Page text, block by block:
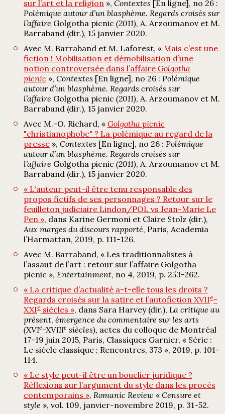
sur l’art et la religion », Contextes [En ligne], no 26 :
Polémique autour d’un blasphème. Regards croisés sur
l’affaire Golgotha picnic (2011), A. Arzoumanov et M.
Barraband (dir.), 15 janvier 2020.
Avec M. Barraband et M. Laforest, « Mais c’est une
fiction ! Mobilisation et démobilisation d’une
notion controversée dans l’affaire Golgotha
picnic », Contextes [En ligne], no 26 : Polémique
autour d’un blasphème. Regards croisés sur
l’affaire Golgotha picnic (2011), A. Arzoumanov et M.
Barraband (dir.), 15 janvier 2020.
Avec M.-O. Richard, « Golgotha picnic
"christianophobe" ? La polémique au regard de la
presse», Contextes [En ligne], no 26 : Polémique
autour d’un blasphème. Regards croisés sur
l’affaire Golgotha picnic (2011), A. Arzoumanov et M.
Barraband (dir.), 15 janvier 2020.
« L'auteur peut-il être tenu responsable des
propos fictifs de ses personnages ? Retour sur le
feuilleton judiciaire Lindon/POL vs Jean-Marie Le
Pen », dans Karine Germoni et Claire Stolz (dir.),
Aux marges du discours rapporté, Paris, Academia
l’Harmattan, 2019, p. 111-126.
Avec M. Barraband, « Les traditionnalistes à
l’assaut de l’art : retour sur l’affaire Golgotha
picnic », Entertainment, no 4, 2019, p. 253-262.
« La critique d’actualité a-t-elle tous les droits ?
Regards croisés sur la satire et l’autofiction XVIIe-
XXIesiècles », dans Sara Harvey (dir.), La critique au
présent, émergence du commentaire sur les arts
(XVIe-XVIIIe siècles), actes du colloque de Montréal
17-19 juin 2015, Paris, Classiques Garnier, « Série :
Le siècle classique ; Rencontres, 373 », 2019, p. 101-
114.
« Le style peut-il être un bouclier juridique ?
Réflexions sur l’argument du style dans les procès
contemporains », Romanic Review« Censure et
style », vol. 109, janvier-novembre 2019, p. 31-52.